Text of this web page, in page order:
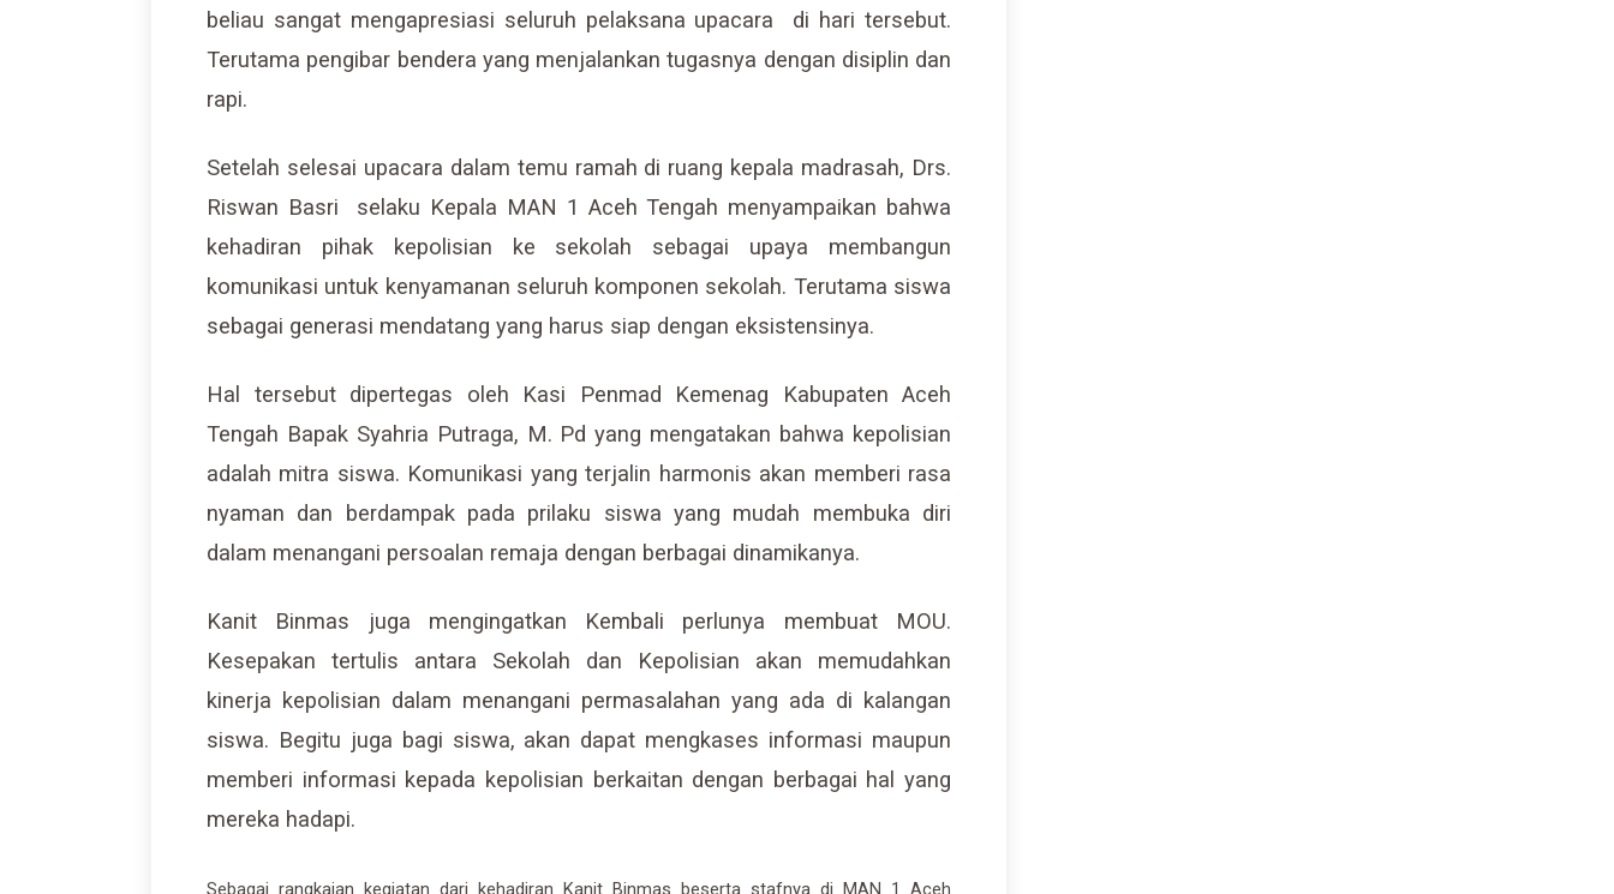
beliau sangat mengapresiasi seluruh pelaksana upacara di hari tersebut.
Terutama pengibar bendera yang menjalankan tugasnya dengan disiplin dan
rapi.
Setelah selesai upacara dalam temu ramah di ruang kepala madrasah, Drs.
Riswan Basri selaku Kepala MAN 1 Aceh Tengah menyampaikan bahwa
kehadiran pihak kepolisian ke sekolah sebagai upaya membangun
komunikasi untuk kenyamanan seluruh komponen sekolah. Terutama siswa
sebagai generasi mendatang yang harus siap dengan eksistensinya.
Hal tersebut dipertegas oleh Kasi Penmad Kemenag Kabupaten Aceh
Tengah Bapak Syahria Putraga, M. Pd yang mengatakan bahwa kepolisian
adalah mitra siswa. Komunikasi yang terjalin harmonis akan memberi rasa
nyaman dan berdampak pada prilaku siswa yang mudah membuka diri
dalam menangani persoalan remaja dengan berbagai dinamikanya.
Kanit Binmas juga mengingatkan Kembali perlunya membuat MOU.
Kesepakan tertulis antara Sekolah dan Kepolisian akan memudahkan
kinerja kepolisian dalam menangani permasalahan yang ada di kalangan
siswa. Begitu juga bagi siswa, akan dapat mengkases informasi maupun
memberi informasi kepada kepolisian berkaitan dengan berbagai hal yang
mereka hadapi.
Sebagai rangkaian kegiatan dari kehadiran Kanit Binmas beserta stafnya di MAN 1 Aceh